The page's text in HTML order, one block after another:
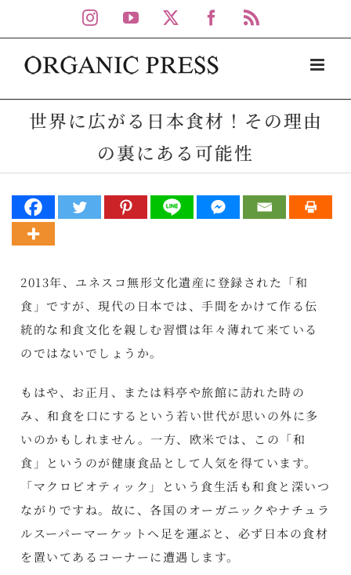
to
content
Instagram
YouTube Facebook
世界に広がる日本食材！その理由
の裏にある可能性
2013年、ユネスコ無形文化遺産に登録された「和
食」ですが、現代の日本では、手間をかけて作る伝
統的な和食文化を親しむ習慣は年々薄れて来ている
のではないでしょうか。
もはや、お正月、または料亭や旅館に訪れた時の
み、和食を口にするという若い世代が思いの外に多
いのかもしれません。一方、欧米では、この「和
食」というのが健康食品として人気を得ています。
「マクロビオティック」という食生活も和食と深いつ
ながりですね。故に、各国のオーガニックやナチュラ
ルスーパーマーケットへ足を運ぶと、必ず日本の食材
を置いてあるコーナーに遭遇します。